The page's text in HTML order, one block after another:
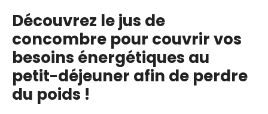
Découvrez le jus de
concombre pour couvrir vos
besoins énergétiques au
petit-déjeuner afin de perdre
du poids !